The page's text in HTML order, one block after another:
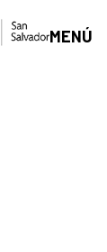
MENÚ